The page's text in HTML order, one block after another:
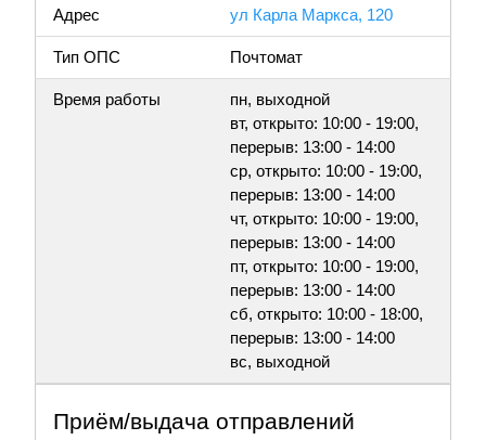
Адрес ул Карла Маркса, 120
Тип ОПС Почтомат
Время работы
пн, выходной
вт, открыто: 10:00 - 19:00,
перерыв: 13:00 - 14:00
ср, открыто: 10:00 - 19:00,
перерыв: 13:00 - 14:00
чт, открыто: 10:00 - 19:00,
перерыв: 13:00 - 14:00
пт, открыто: 10:00 - 19:00,
перерыв: 13:00 - 14:00
сб, открыто: 10:00 - 18:00,
перерыв: 13:00 - 14:00
вс, выходной
Приём/выдача отправлений